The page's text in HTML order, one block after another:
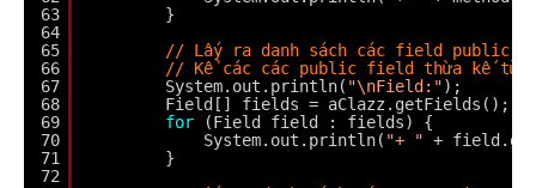
63
64
65
66
67
68
69
70
71
72
}
// Lấy ra danh sách các field public
// Kể các các public field thừa kế từ
System.out.println( "\nField:");
Field[] fields = aClazz.getFields();
for
(Field field : fields) {
System.out.println( "+ " +
}